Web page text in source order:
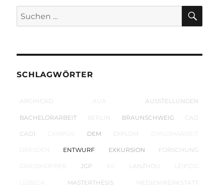
Suchen
nach:
SCHLAGWÖRTER
ARCHICAD AUA AUSSTELLUNGEN
BACHELORARBEIT BERLIN BRAUNSCHWEIG CAD
CAD1 DEM DIPLOM
ENTWURF EXKURSION FORSCHUNG
GRASSHOPPER JGP LANZHOU LEIPZIG
MASTERTHESIS MEDIENWERKSTATT